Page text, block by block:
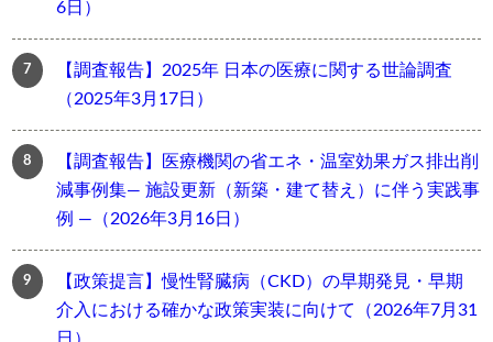
6日）
【調査報告】2025年 日本の医療に関する世論調査
（2025年3月17日）
【調査報告】医療機関の省エネ・温室効果ガス排出削
減事例集― 施設更新（新築・建て替え）に伴う実践事
例 ―（2026年3月16日）
【政策提言】慢性腎臓病（CKD）の早期発見・早期
介入における確かな政策実装に向けて（2026年7月31